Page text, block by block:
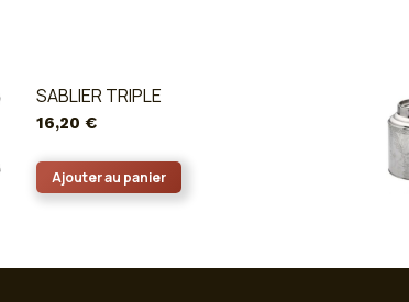
SABLIER TRIPLE
16,20€
Ajouter au panier